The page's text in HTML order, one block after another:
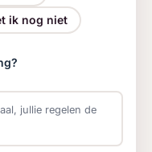
en stoelen
ik nog niet
jullie regelen de